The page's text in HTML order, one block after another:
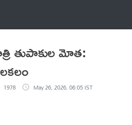
తుపాకుల మోత:
1978 May 26, 2026, 06:05 IST